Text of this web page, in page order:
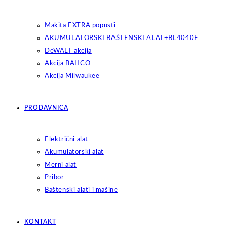
Makita EXTRA popusti
AKUMULATORSKI BAŠTENSKI ALAT+BL4040F
DeWALT akcija
Akcija BAHCO
Akcija Milwaukee
PRODAVNICA
Električni alat
Akumulatorski alat
Merni alat
Pribor
Baštenski alati i mašine
KONTAKT